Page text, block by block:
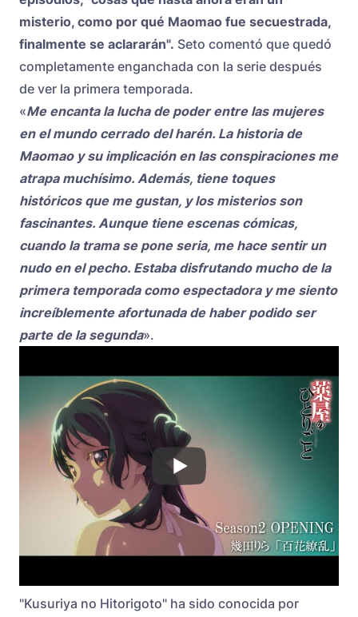
misterio, como por qué Maomao fue secuestrada,
finalmente se aclararán". Seto comentó que quedó
completamente enganchada con la serie después
de ver la primera temporada.
«Me encanta la lucha de poder entre las mujeres
en el mundo cerrado del harén. La historia de
Maomao y su implicación en las conspiraciones me
atrapa muchísimo. Además, tiene toques
históricos que me gustan, y los misterios son
fascinantes. Aunque tiene escenas cómicas,
cuando la trama se pone seria, me hace sentir un
nudo en el pecho. Estaba disfrutando mucho de la
primera temporada como espectadora y me siento
increíblemente afortunada de haber podido ser
parte de la segunda».
"Kusuriya no Hitorigoto" ha sido conocida por